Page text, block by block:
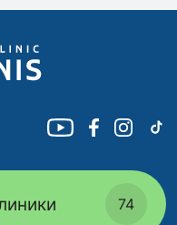
74